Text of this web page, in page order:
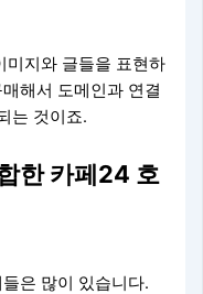
미지와 글들을 표현하
해서 도메인과 연결
는 것이죠.
한 카페24 호
은 많이 있습니다.